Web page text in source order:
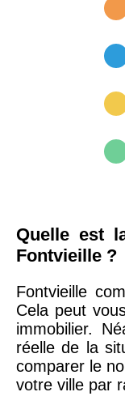
Quelle est
Fontvieille ?
Fontvieille
Cela peut
immobilier.
réelle de la
comparer le
votre ville par